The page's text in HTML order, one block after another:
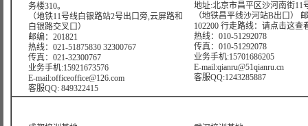
务楼310。
（地铁11号线白银路站2号出口旁,云屏路和
白银路交叉口）
邮编：201821
热线：021-51875830 32300767
传真：021-32300767
业务手机:15921673576
E-mail:officeoffice@126.com
客服QQ: 849322415
地址:北京市昌平区沙河南街11
（地铁昌平线沙河站B出口）
102200 行走路线： 请点击这查
热线：010-51292078
传真：010-51292078
业务手机:15701686205
E-mail:qianru@51qianru.cn
客服QQ:1243285887